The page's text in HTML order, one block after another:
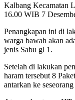
Kalbang Kecamatan
16.00 WIB 7
Penangkapan ini di
warga bawah akan
jenis Sabu gl 1.
Setelah di lakukan
haram tersebut 8
antarkan ke